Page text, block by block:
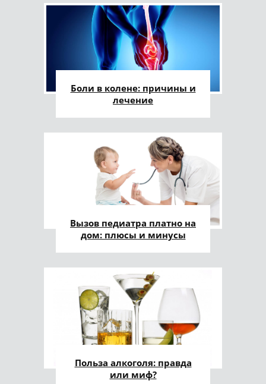
Боли в колене: причины и
лечение
Вызов педиатра платно на
дом: плюсы и минусы
Польза алкоголя: правда
или миф?